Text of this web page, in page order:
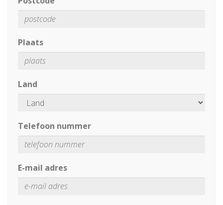
Plaats
Land
Telefoon nummer
E-mail adres